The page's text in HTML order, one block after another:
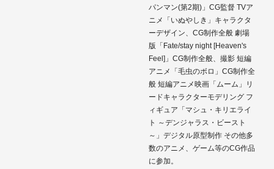
パンマン(第2期)」CG監督 TVア
ニメ「いぬやしき」キャラクタ
ーデザイン、CG制作全般 劇場
版「Fate/stay night [Heaven's
Feel]」CG制作全般、撮影 短編
アニメ「毛虫のボロ」CG制作全
般 短編アニメ映画「ムーム」リ
ードキャラクターモデリング フ
ィギュア「マシュ・キリエライ
ト ～デンジャラス・ビースト
～」デジタル原型制作 その他多
数のアニメ、ゲーム等のCG作品
に参加。